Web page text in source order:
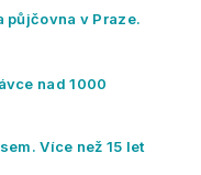
půjčovna v Praze.
nad 1000
Více než 15 let